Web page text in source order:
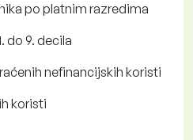
po platnim razredima
do 9. decila
nefinancijskih koristi
koristi